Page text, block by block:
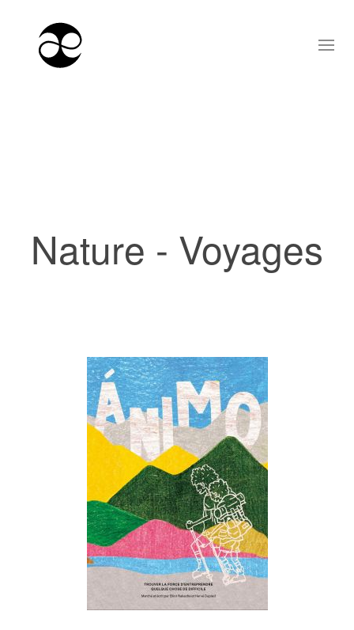
Nature - Voyages